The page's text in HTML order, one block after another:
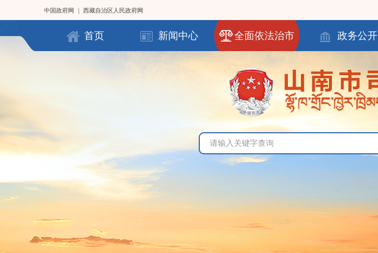
中国政府网 西藏自治区人民政府网
首页 新闻中心 全面依法治市 政务公开